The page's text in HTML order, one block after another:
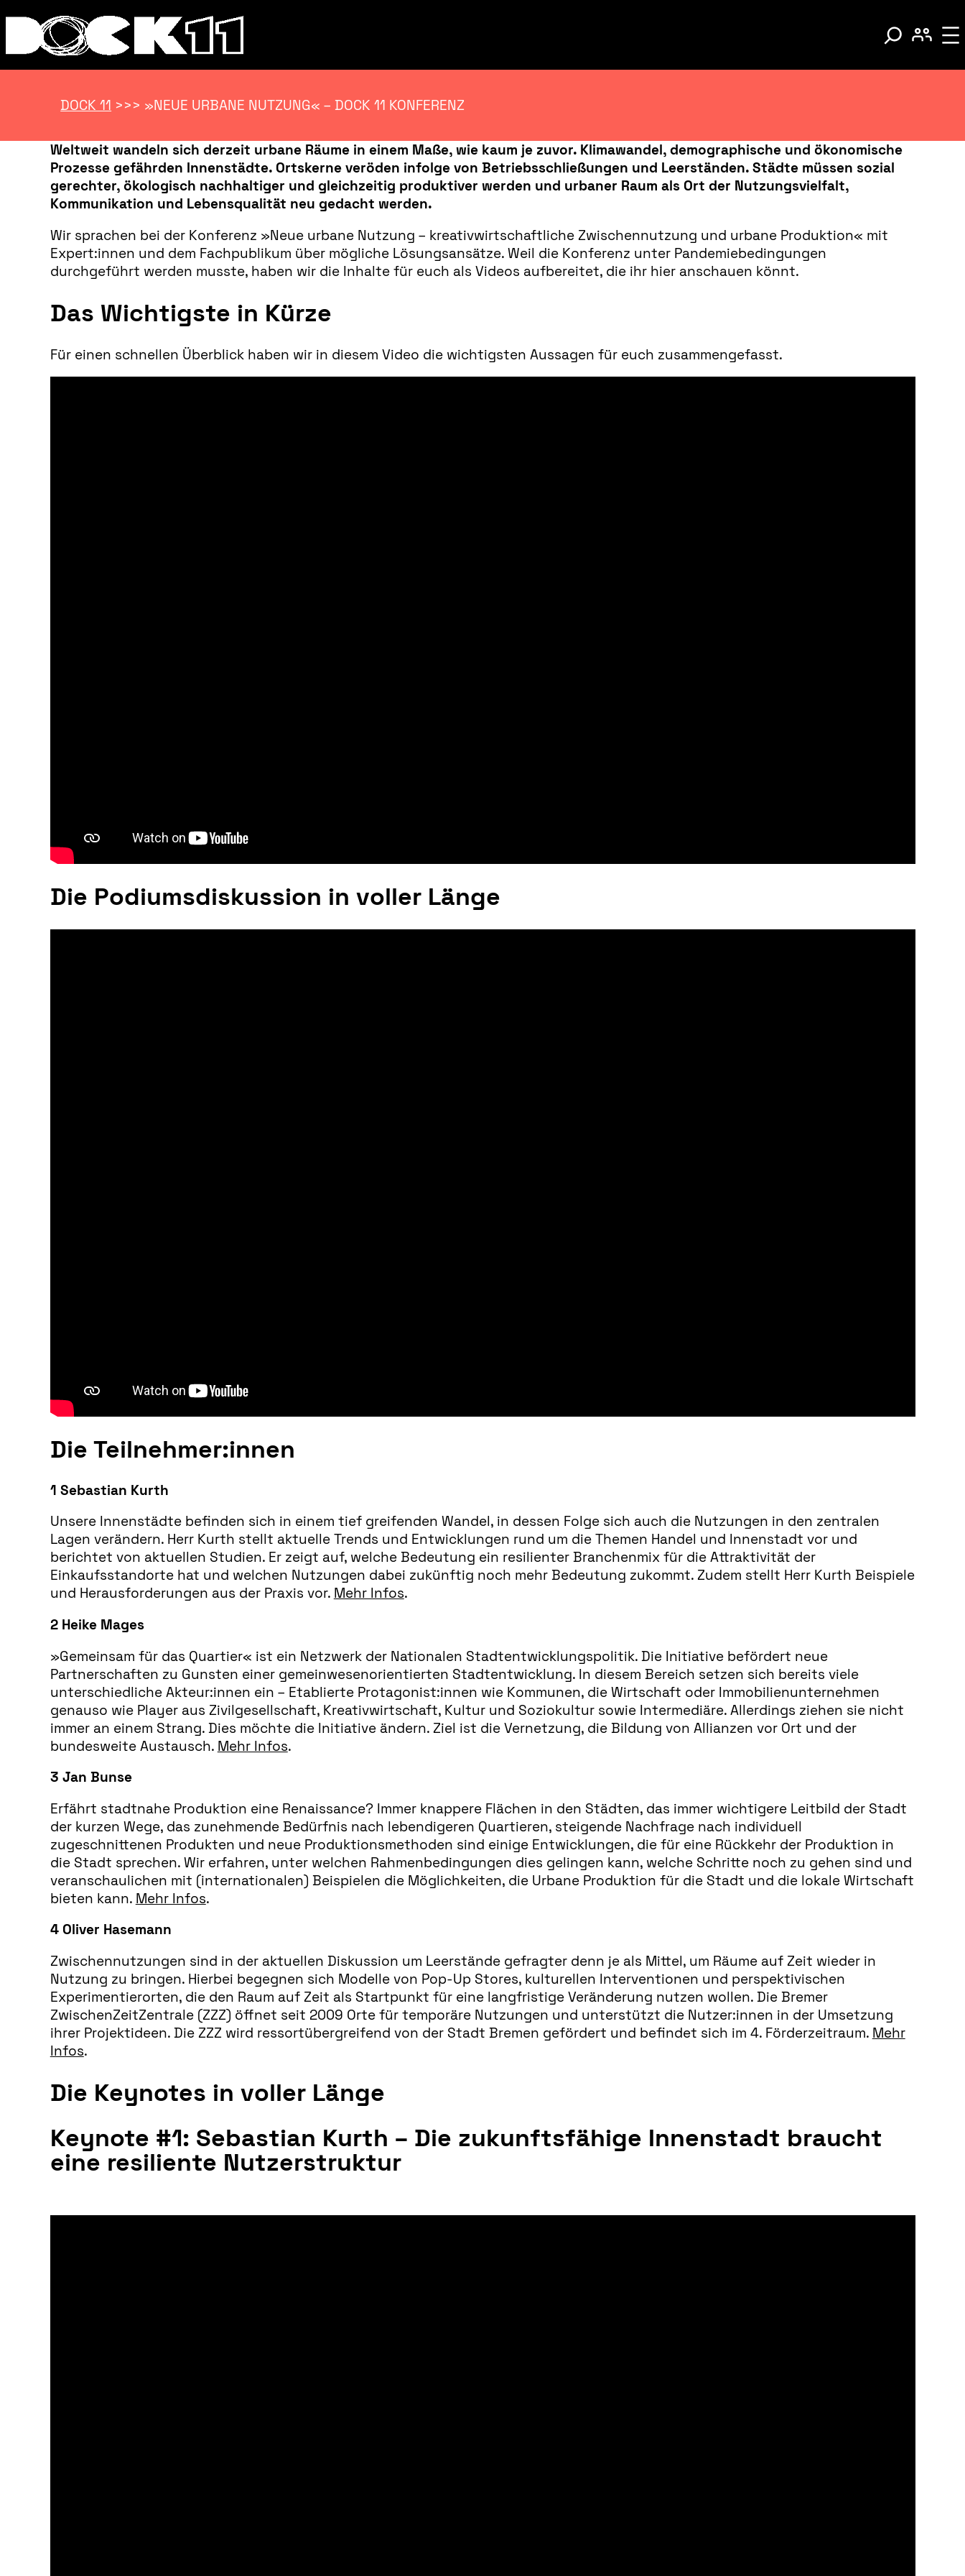
DOCK 11 >>> »NEUE URBANE NUTZUNG« – DOCK 11 KONFERENZ
Weltweit wandeln sich derzeit urbane Räume in einem Maße, wie kaum je zuvor. Klimawandel, demographische und ökonomische
Prozesse gefährden Innenstädte. Ortskerne veröden infolge von Betriebsschließungen und Leerständen. Städte müssen sozial
gerechter, ökologisch nachhaltiger und gleichzeitig produktiver werden und urbaner Raum als Ort der Nutzungsvielfalt,
Kommunikation und Lebensqualität neu gedacht werden.
Wir sprachen bei der Konferenz »Neue urbane Nutzung – kreativwirtschaftliche Zwischennutzung und urbane Produktion« mit
Expert:innen und dem Fachpublikum über mögliche Lösungsansätze. Weil die Konferenz unter Pandemiebedingungen
durchgeführt werden musste, haben wir die Inhalte für euch als Videos aufbereitet, die ihr hier anschauen könnt.
Das Wichtigste in Kürze
Für einen schnellen Überblick haben wir in diesem Video die wichtigsten Aussagen für euch zusammengefasst.
Die Podiumsdiskussion in voller Länge
Die Teilnehmer:innen
1 Sebastian Kurth
Unsere Innenstädte befinden sich in einem tief greifenden Wandel, in dessen Folge sich auch die Nutzungen in den zentralen
Lagen verändern. Herr Kurth stellt aktuelle Trends und Entwicklungen rund um die Themen Handel und Innenstadt vor und
berichtet von aktuellen Studien. Er zeigt auf, welche Bedeutung ein resilienter Branchenmix für die Attraktivität der
Einkaufsstandorte hat und welchen Nutzungen dabei zukünftig noch mehr Bedeutung zukommt. Zudem stellt Herr Kurth Beispiele
und Herausforderungen aus der Praxis vor. Mehr Infos.
2 Heike Mages
»Gemeinsam für das Quartier« ist ein Netzwerk der Nationalen Stadtentwicklungspolitik. Die Initiative befördert neue
Partnerschaften zu Gunsten einer gemeinwesenorientierten Stadtentwicklung. In diesem Bereich setzen sich bereits viele
unterschiedliche Akteur:innen ein – Etablierte Protagonist:innen wie Kommunen, die Wirtschaft oder Immobilienunternehmen
genauso wie Player aus Zivilgesellschaft, Kreativwirtschaft, Kultur und Soziokultur sowie Intermediäre. Allerdings ziehen sie nicht
immer an einem Strang. Dies möchte die Initiative ändern. Ziel ist die Vernetzung, die Bildung von Allianzen vor Ort und der
bundesweite Austausch. Mehr Infos.
3 Jan Bunse
Erfährt stadtnahe Produktion eine Renaissance? Immer knappere Flächen in den Städten, das immer wichtigere Leitbild der Stadt
der kurzen Wege, das zunehmende Bedürfnis nach lebendigeren Quartieren, steigende Nachfrage nach individuell
zugeschnittenen Produkten und neue Produktionsmethoden sind einige Entwicklungen, die für eine Rückkehr der Produktion in
die Stadt sprechen. Wir erfahren, unter welchen Rahmenbedingungen dies gelingen kann, welche Schritte noch zu gehen sind und
veranschaulichen mit (internationalen) Beispielen die Möglichkeiten, die Urbane Produktion für die Stadt und die lokale Wirtschaft
bieten kann. Mehr Infos.
4 Oliver Hasemann
Zwischennutzungen sind in der aktuellen Diskussion um Leerstände gefragter denn je als Mittel, um Räume auf Zeit wieder in
Nutzung zu bringen. Hierbei begegnen sich Modelle von Pop-Up Stores, kulturellen Interventionen und perspektivischen
Experimentierorten, die den Raum auf Zeit als Startpunkt für eine langfristige Veränderung nutzen wollen. Die Bremer
ZwischenZeitZentrale (ZZZ) öffnet seit 2009 Orte für temporäre Nutzungen und unterstützt die Nutzer:innen in der Umsetzung
ihrer Projektideen. Die ZZZ wird ressortübergreifend von der Stadt Bremen gefördert und befindet sich im 4. Förderzeitraum. Mehr
Infos.
Die Keynotes in voller Länge
Keynote #1: Sebastian Kurth – Die zukunftsfähige Innenstadt braucht
eine resiliente Nutzerstruktur